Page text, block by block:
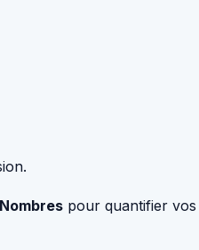
Nombres pour quantifier